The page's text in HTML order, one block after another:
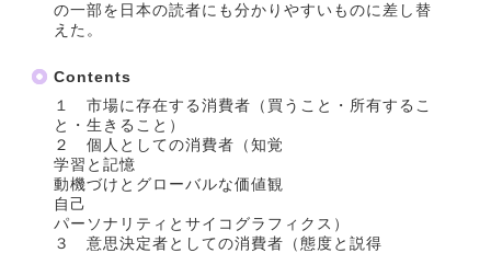
の一部を日本の読者にも分かりやすいものに差し替
えた。
Contents
１ 市場に存在する消費者（買うこと・所有するこ
と・生きること）
２ 個人としての消費者（知覚
学習と記憶
動機づけとグローバルな価値観
自己
パーソナリティとサイコグラフィクス）
３ 意思決定者としての消費者（態度と説得